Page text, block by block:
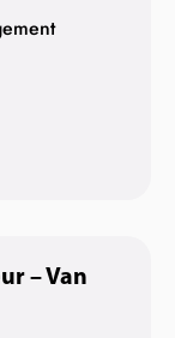
– Van